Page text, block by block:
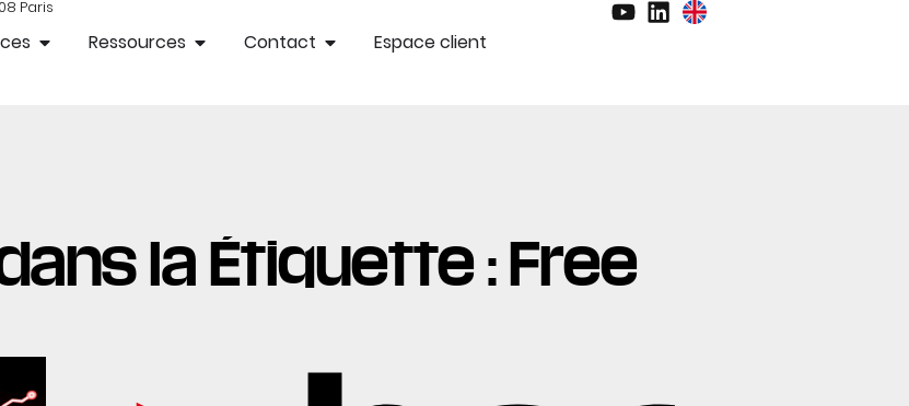
Paris
Ressources Contact Espace client
la Étiquette : Free